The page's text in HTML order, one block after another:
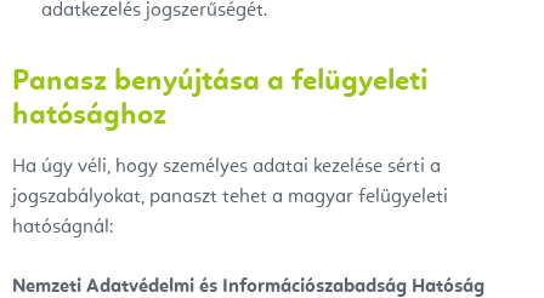
adatkezelés jogszerűségét.
Panasz benyújtása a felügyeleti
hatósághoz
Ha úgy véli, hogy személyes adatai kezelése sérti a
jogszabályokat, panaszt tehet a magyar felügyeleti
hatóságnál:
Nemzeti Adatvédelmi és Információszabadság Hatóság